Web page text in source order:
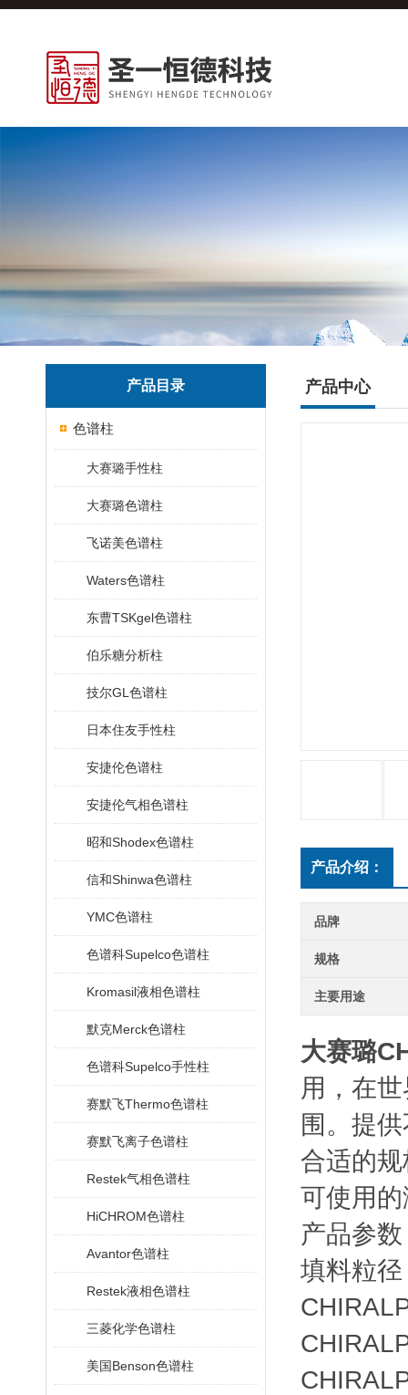
产品目录
色谱柱
大赛璐手性柱
大赛璐色谱柱
飞诺美色谱柱
Waters色谱柱
东曹TSKgel色谱柱
伯乐糖分析柱
技尔GL色谱柱
日本住友手性柱
安捷伦色谱柱
安捷伦气相色谱柱
昭和Shodex色谱柱
信和Shinwa色谱柱
YMC色谱柱
色谱科Supelco色谱柱
Kromasil液相色谱柱
默克Merck色谱柱
色谱科Supelco手性柱
赛默飞Thermo色谱柱
赛默飞离子色谱柱
Restek气相色谱柱
HiCHROM色谱柱
Avantor色谱柱
Restek液相色谱柱
三菱化学色谱柱
美国Benson色谱柱
产品中心
产品介绍：
品牌
规格
主要用途
大赛璐
用，在
围。提
合适的
可使用
产品参
填料粒径